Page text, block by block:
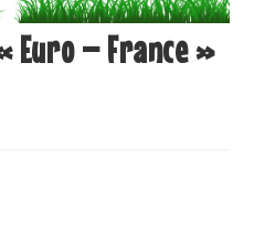
Euro – France »